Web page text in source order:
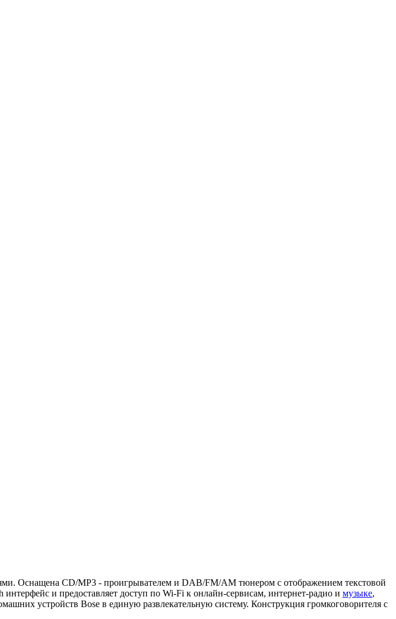
Оснащена CD/MP3 - проигрывателем и DAB/FM/AM тюнером с отображением текстовой
и предоставляет доступ по Wi-Fi к онлайн-сервисам, интернет-радио и музыке,
устройств Bose в единую развлекательную систему. Конструкция громкоговорителя с